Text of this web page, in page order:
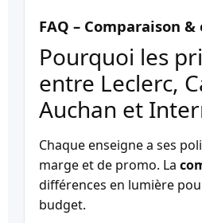
FAQ – Comparaison
Pourquoi les
entre Leclerc,
Auchan et
Chaque enseigne a ses
marge et de promo. La
différences en lumière
budget.